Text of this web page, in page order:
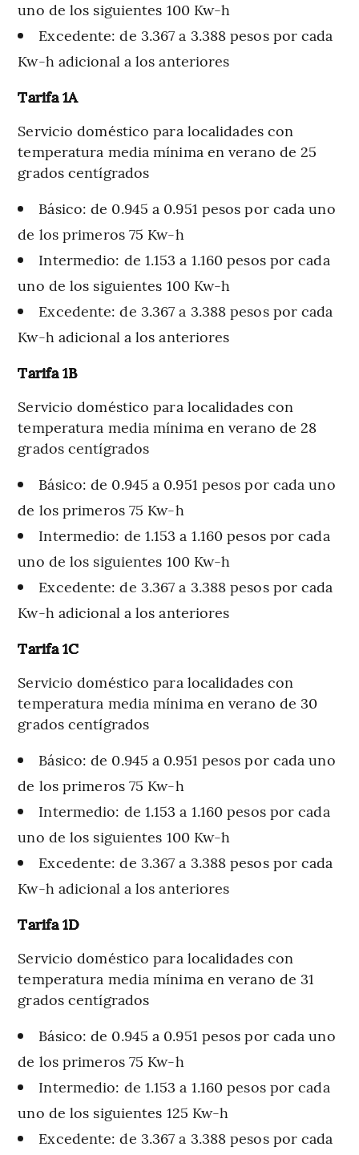
uno de los siguientes 100 Kw-h
Excedente: de 3.367 a 3.388 pesos por cada
Kw-h adicional a los anteriores
Tarifa 1A
Servicio doméstico para localidades con
temperatura media mínima en verano de 25
grados centígrados
Básico: de 0.945 a 0.951 pesos por cada uno
de los primeros 75 Kw-h
Intermedio: de 1.153 a 1.160 pesos por cada
uno de los siguientes 100 Kw-h
Excedente: de 3.367 a 3.388 pesos por cada
Kw-h adicional a los anteriores
Tarifa 1B
Servicio doméstico para localidades con
temperatura media mínima en verano de 28
grados centígrados
Básico: de 0.945 a 0.951 pesos por cada uno
de los primeros 75 Kw-h
Intermedio: de 1.153 a 1.160 pesos por cada
uno de los siguientes 100 Kw-h
Excedente: de 3.367 a 3.388 pesos por cada
Kw-h adicional a los anteriores
Tarifa 1C
Servicio doméstico para localidades con
temperatura media mínima en verano de 30
grados centígrados
Básico: de 0.945 a 0.951 pesos por cada uno
de los primeros 75 Kw-h
Intermedio: de 1.153 a 1.160 pesos por cada
uno de los siguientes 100 Kw-h
Excedente: de 3.367 a 3.388 pesos por cada
Kw-h adicional a los anteriores
Tarifa 1D
Servicio doméstico para localidades con
temperatura media mínima en verano de 31
grados centígrados
Básico: de 0.945 a 0.951 pesos por cada uno
de los primeros 75 Kw-h
Intermedio: de 1.153 a 1.160 pesos por cada
uno de los siguientes 125 Kw-h
Excedente: de 3.367 a 3.388 pesos por cada